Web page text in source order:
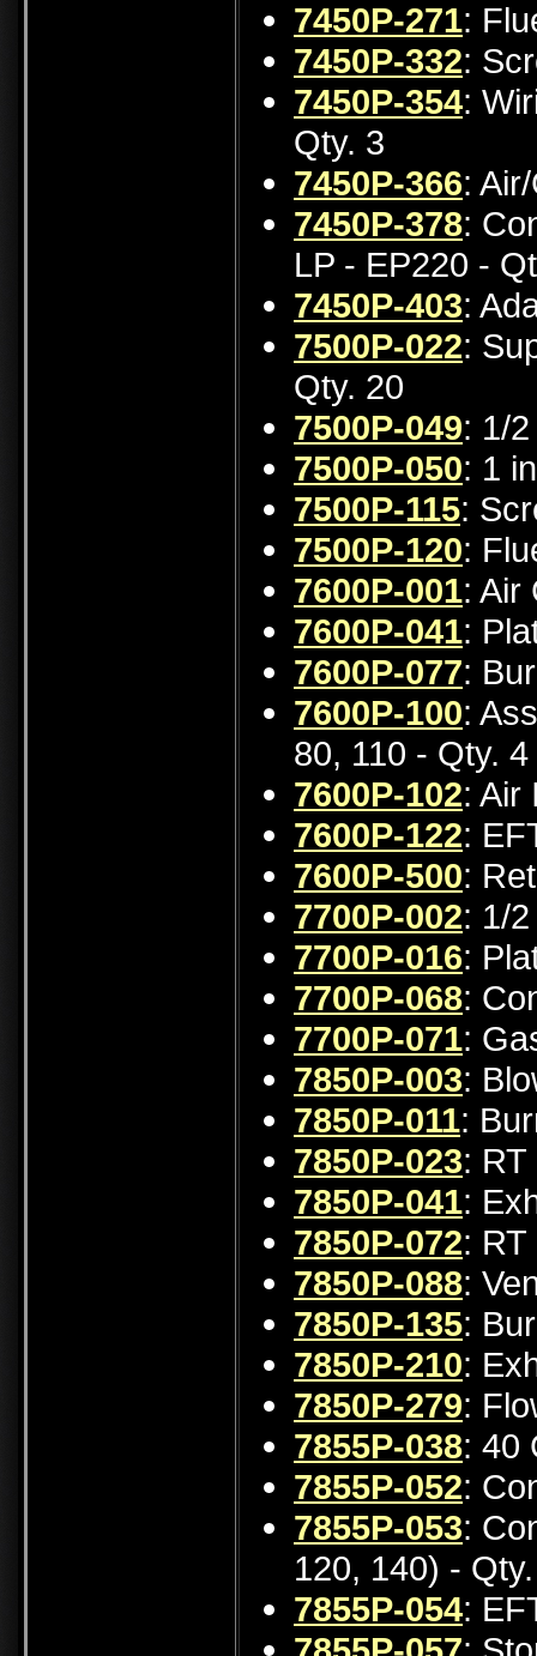
7450P-271:
7450P-332:
7450P-354:
Qty. 3
7450P-366:
7450P-378:
LP - EP220 -
7450P-403:
7500P-022:
Qty. 20
7500P-049: 1/
7500P-050: 1
7500P-115:
7500P-120:
7600P-001: Air
7600P-041:
7600P-077:
7600P-100:
80, 110 - Qty. 4
7600P-102: Air
7600P-122:
7600P-500:
7700P-002: 1/
7700P-016:
7700P-068:
7700P-071:
7850P-003:
7850P-011:
7850P-023:
7850P-041:
7850P-072:
7850P-088:
7850P-135:
7850P-210:
7850P-279:
7855P-038: 40
7855P-052:
7855P-053:
120, 140) -
7855P-054: